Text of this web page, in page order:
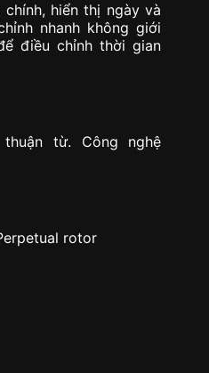
hiển thị ngày và
nhanh không giới
điều chỉnh thời gian
từ. Công nghệ
rotor